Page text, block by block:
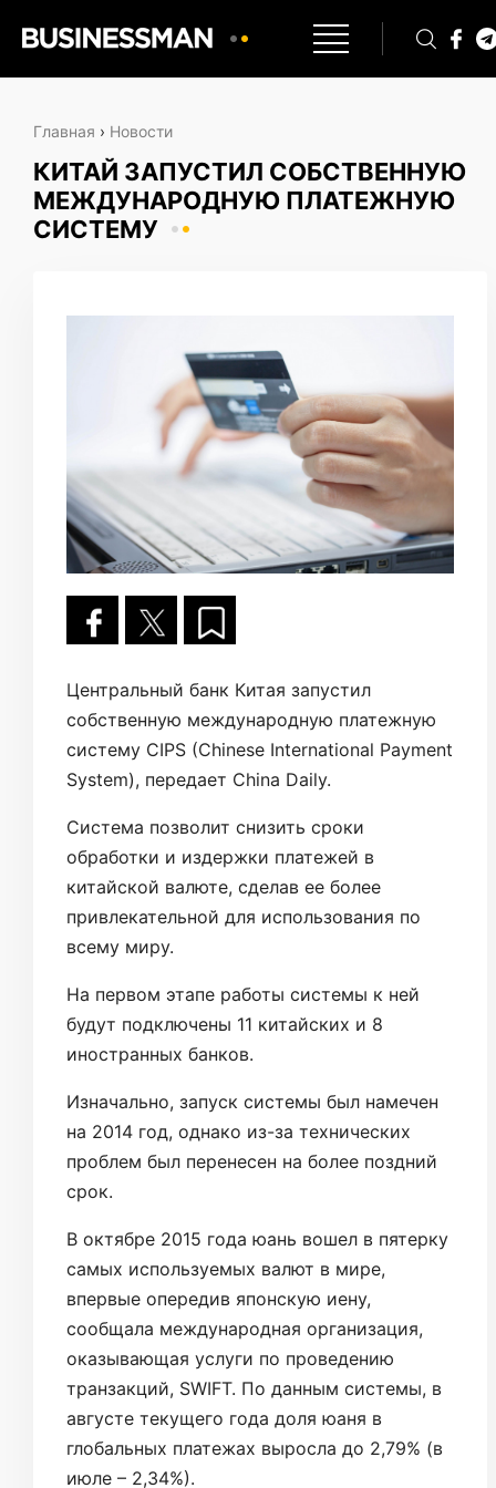
Главная › Новости
КИТАЙ ЗАПУСТИЛ СОБСТВЕННУЮ
МЕЖДУНАРОДНУЮ ПЛАТЕЖНУЮ
СИСТЕМУ
Центральный банк Китая запустил
собственную международную платежную
систему CIPS (Chinese International Payment
System), передает China Daily.
Система позволит снизить сроки
обработки и издержки платежей в
китайской валюте, сделав ее более
привлекательной для использования по
всему миру.
На первом этапе работы системы к ней
будут подключены 11 китайских и 8
иностранных банков.
Изначально, запуск системы был намечен
на 2014 год, однако из-за технических
проблем был перенесен на более поздний
срок.
В октябре 2015 года юань вошел в пятерку
самых используемых валют в мире,
впервые опередив японскую иену,
сообщала международная организация,
оказывающая услуги по проведению
транзакций, SWIFT. По данным системы, в
августе текущего года доля юаня в
глобальных платежах выросла до 2,79% (в
июле – 2,34%).